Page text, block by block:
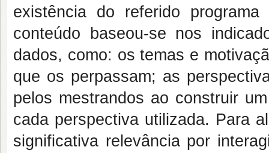
existência do referido
conteúdo baseou-se nos
dados, como: os temas e
que os perpassam; as
pelos mestrandos ao construir
cada perspectiva utilizada. Para
significativa relevância por